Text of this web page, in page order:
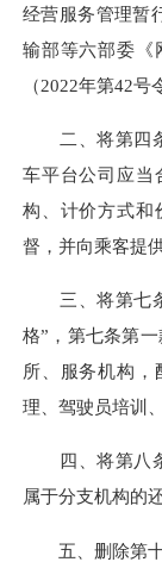
经营服务管理暂
输部等六部委《
（2022年第42号
二、将第四条
车平台公司应当
构、计价方式和
督，并向乘客提
三、将第七条
格”，第七条第
所、服务机构，
理、驾驶员培训
四、将第八条
属于分支机构的
五、删除第十